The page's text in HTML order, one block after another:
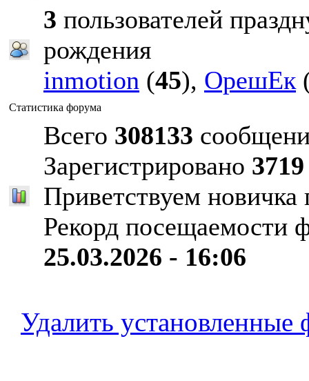
3 пользователей
рождения
inmotion (45), ОрешЕк
Статистика форума
Всего 308133
Зарегистрировано 3719
Приветствуем
Рекорд посещаемости
25.03.2026 - 16:06
Удалить